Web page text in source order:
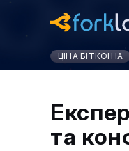
ЦІНА БІТКОЇНА
та